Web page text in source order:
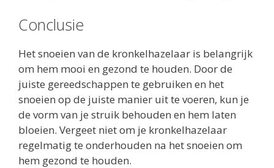
Conclusie
Het snoeien van de kronkelhazelaar is belangrijk
om hem mooi en gezond te houden. Door de
juiste gereedschappen te gebruiken en het
snoeien op de juiste manier uit te voeren, kun je
de vorm van je struik behouden en hem laten
bloeien. Vergeet niet om je kronkelhazelaar
regelmatig te onderhouden na het snoeien om
hem gezond te houden.